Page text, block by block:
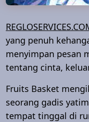
yang penuh
menyimpan pesan
tentang cinta,
Fruits Basket
seorang gadis
tempat tinggal di